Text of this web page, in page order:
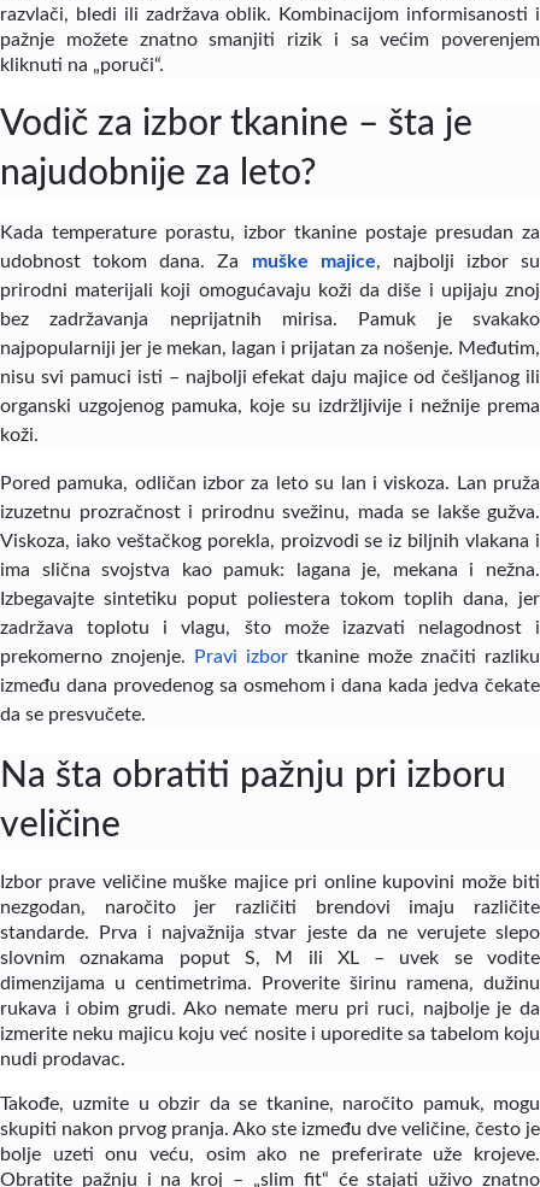
razvlači, bledi ili zadržava oblik. Kombinacijom informisanosti i
pažnje možete znatno smanjiti rizik i sa većim poverenjem
kliknuti na „poruči“.
Vodič za izbor tkanine – šta je
najudobnije za leto?
Kada temperature porastu, izbor tkanine postaje presudan za
udobnost tokom dana. Za
muške majice, najbolji izbor su
prirodni materijali koji omogućavaju koži da diše i upijaju znoj
bez zadržavanja neprijatnih mirisa. Pamuk je svakako
najpopularniji jer je mekan, lagan i prijatan za nošenje. Međutim,
nisu svi pamuci isti – najbolji efekat daju majice od češljanog ili
organski uzgojenog pamuka, koje su izdržljivije i nežnije prema
koži.
Pored pamuka, odličan izbor za leto su lan i viskoza. Lan pruža
izuzetnu prozračnost i prirodnu svežinu, mada se lakše gužva.
Viskoza, iako veštačkog porekla, proizvodi se iz biljnih vlakana i
ima slična svojstva kao pamuk: lagana je, mekana i nežna.
Izbegavajte sintetiku poput poliestera tokom toplih dana, jer
zadržava toplotu i vlagu, što može izazvati nelagodnost i
prekomerno znojenje.
Pravi izbor tkanine može značiti razliku
između dana provedenog sa osmehom i dana kada jedva čekate
da se presvučete.
Na šta obratiti pažnju pri izboru
veličine
Izbor prave veličine muške majice pri online kupovini može biti
nezgodan, naročito jer različiti brendovi imaju različite
standarde. Prva i najvažnija stvar jeste da ne verujete slepo
slovnim oznakama poput S, M ili XL – uvek se vodite
dimenzijama u centimetrima. Proverite širinu ramena, dužinu
rukava i obim grudi. Ako nemate meru pri ruci, najbolje je da
izmerite neku majicu koju već nosite i uporedite sa tabelom koju
nudi prodavac.
Takođe, uzmite u obzir da se tkanine, naročito pamuk, mogu
skupiti nakon prvog pranja. Ako ste između dve veličine, često je
bolje uzeti onu veću, osim ako ne preferirate uže krojeve.
Obratite pažnju i na kroj – „slim fit“ će stajati uživo znatno